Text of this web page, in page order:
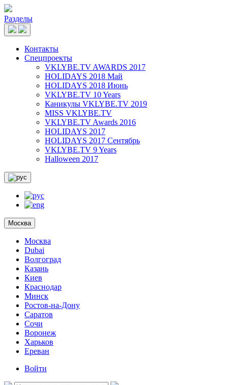
Разделы
Контакты
Спецпроекты
VKLYBE.TV AWARDS 2017
HOLIDAYS 2018 Май
HOLIDAYS 2018 Июнь
VKLYBE.TV 10 Years
Каникулы VKLYBE.TV 2019
MISS VKLYBE.TV
VKLYBE.TV Awards 2016
HOLIDAYS 2017
HOLIDAYS 2017 Сентябрь
VKLYBE.TV 9 Years
Halloween 2017
Москва
Москва
Dubai
Волгоград
Казань
Киев
Краснодар
Минск
Ростов-на-Дону
Саратов
Сочи
Воронеж
Харьков
Ереван
Войти